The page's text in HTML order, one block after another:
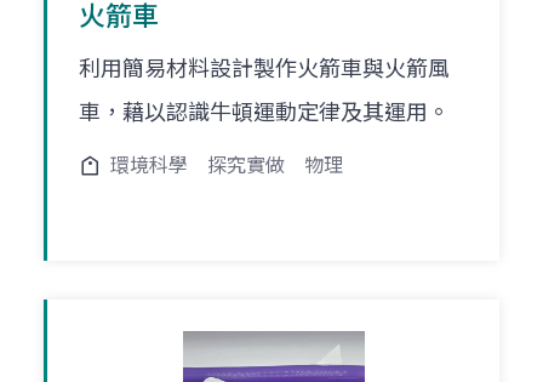
火箭車
利用簡易材料設計製作火箭車與火箭風
車，藉以認識牛頓運動定律及其運用。
環境科學 探究實做 物理